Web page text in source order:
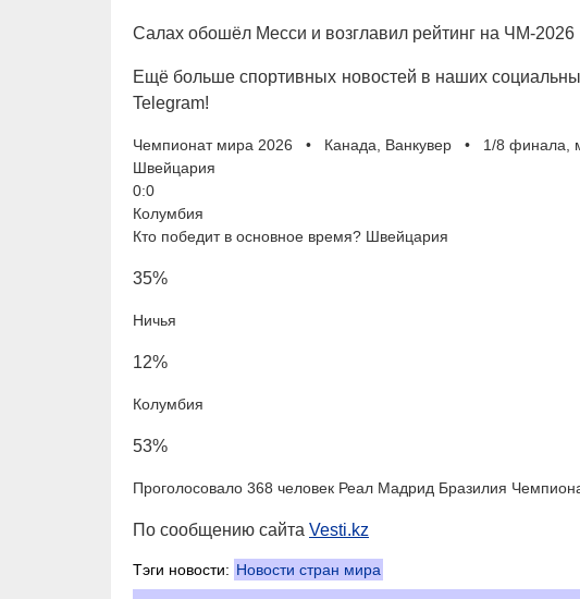
Салах обошёл Месси и возглавил рейтинг на ЧМ-2026
Ещё больше спортивных новостей в наших
Telegram!
Чемпионат мира 2026 • Канада, Ванкувер • 1/8 финала,
Швейцария
0:0
Колумбия
Кто победит в основное время? Швейцария
35%
Ничья
12%
Колумбия
53%
Проголосовало 368 человек Реал Мадрид Бразилия
По сообщению сайта Vesti.kz
Тэги новости: Новости стран мира